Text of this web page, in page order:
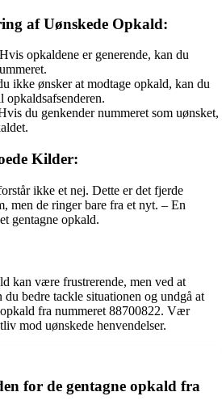
af Uønskede Opkald:
Hvis opkaldene er generende, kan du
ikke ønsker at modtage opkald, kan du
du genkender nummeret som uønsket,
Kilder:
ikke et nej. Dette er det fjerde
men de ringer bare fra et nyt. – En
gentagne opkald.
kan være frustrerende, men ved at
du bedre tackle situationen og undgå at
fra nummeret 88700822. Vær
mod uønskede henvendelser.
for de gentagne opkald fra